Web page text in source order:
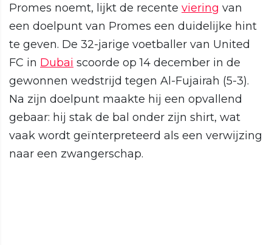
Promes noemt, lijkt de recente viering van
een doelpunt van Promes een duidelijke hint
te geven. De 32-jarige voetballer van United
FC in Dubai scoorde op 14 december in de
gewonnen wedstrijd tegen Al-Fujairah (5-3).
Na zijn doelpunt maakte hij een opvallend
gebaar: hij stak de bal onder zijn shirt, wat
vaak wordt geïnterpreteerd als een verwijzing
naar een zwangerschap.